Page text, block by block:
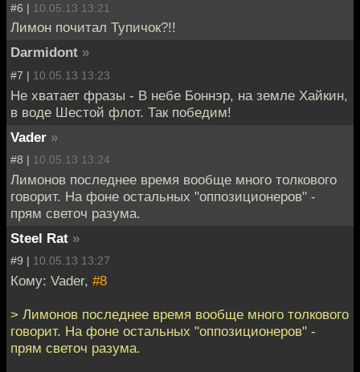
#6 | 10.05.13 13:21
Лимон почитал Тупичок?!!
Darmidont »
#7 | 10.05.13 13:23
Не хватает фразы - В небе Боннэр, на земле Хайкин,
в воде Шестой флот. Так победим!
Vader »
#8 | 10.05.13 13:24
Лимонов последнее время вообще много толкового
говорит. На фоне остальных "оппозиционеров" -
прям светоч разума.
Steel Rat »
#9 | 10.05.13 13:27
Кому: Vader, #8
> Лимонов последнее время вообще много толкового
говорит. На фоне остальных "оппозиционеров" -
прям светоч разума.